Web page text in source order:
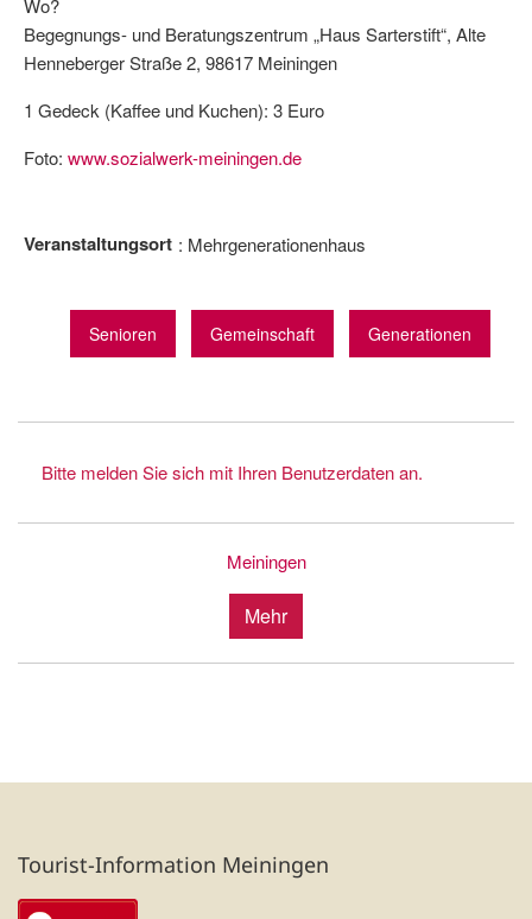
Wo?
Begegnungs- und Beratungszentrum „Haus Sarterstift“, Alte
Henneberger Straße 2, 98617 Meiningen
1 Gedeck (Kaffee und Kuchen): 3 Euro
Foto: www.sozialwerk-meiningen.de
Veranstaltungsort Mehrgenerationenhaus
Senioren Gemeinschaft Generationen
Bitte melden Sie sich mit Ihren Benutzerdaten an.
Meiningen
Mehr
Tourist-Information Meiningen